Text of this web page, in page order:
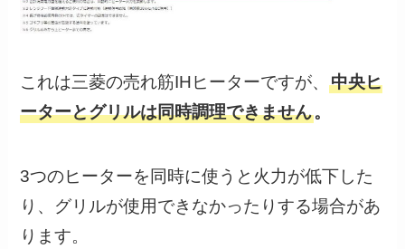
これは三菱の売れ筋IHヒーターですが、中央ヒ
ーターとグリルは同時調理できません。
3つのヒーターを同時に使うと火力が低下した
り、グリルが使用できなかったりする場合があ
ります。